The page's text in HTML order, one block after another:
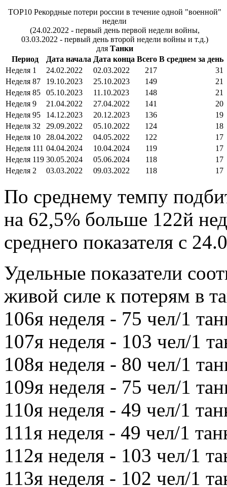
TOP10 Рекордные потери россии в течение одной "военной"
недели
(24.02.2022 - первый день первой недели войны,
03.03.2022 - первый день второй недели войны и т.д.)
для Танки
Период
Дата начала Дата конца Всего В среднем за день
Неделя 1
24.02.2022 02.03.2022 217
31
Неделя 87
19.10.2023 25.10.2023 149
21
Неделя 85
05.10.2023 11.10.2023 148
21
Неделя 9
21.04.2022 27.04.2022 141
20
Неделя 95
14.12.2023 20.12.2023 136
19
Неделя 32
29.09.2022 05.10.2022 124
18
Неделя 10
28.04.2022 04.05.2022 122
17
Неделя 111 04.04.2024 10.04.2024 119
17
Неделя 119 30.05.2024 05.06.2024 118
17
Неделя 2
03.03.2022 09.03.2022 118 17
По среднему темпу
на 62,5% больше 122й
среднего показателя с
Удельные показатели
живой силе к потерям в
106я неделя - 75 чел/1
107я неделя - 103 чел/1
108я неделя - 80 чел/1
109я неделя - 75 чел/1
110я неделя - 49 чел/1
111я неделя - 49 чел/1
112я неделя - 103 чел/1
113я неделя - 102 чел/1